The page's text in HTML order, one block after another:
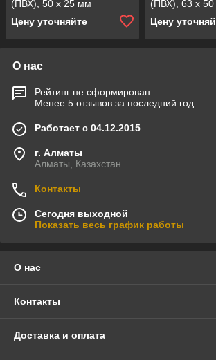
(ПВХ), 50 х 25 мм
Цену уточняйте
(ПВХ), 63 х
Цену
О нас
Рейтинг не сформирован
Менее 5 отзывов за последний год
Работает с 04.12.2015
г. Алматы
Алматы, Казахстан
Контакты
Сегодня выходной
Показать весь график работы
О нас
Контакты
Доставка и оплата